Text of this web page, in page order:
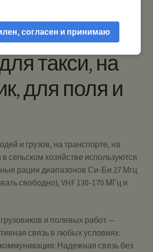
леса
такси, на
для поля и
и грузов, на транспорте, на
в сельском хозяйстве используются
рации диапазонов Си-Би 27 Мгц
свободно), VHF 130-170 МГц и
и полевых работ —
связь в любых условиях:
Надежная связь без
согласен и принимаю